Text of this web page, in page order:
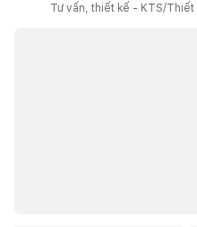
Tư vấn, thiết kế - KTS/Thiết